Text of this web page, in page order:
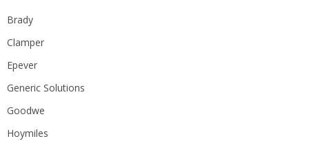
Brady
Clamper
Epever
Generic Solutions
Goodwe
Hoymiles